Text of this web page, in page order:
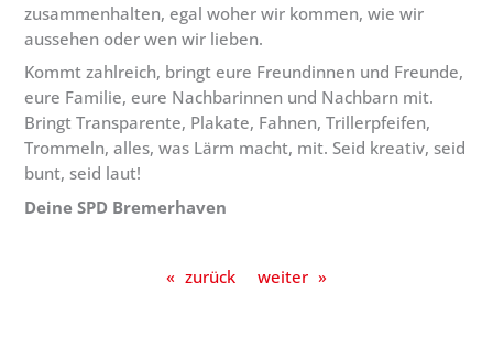
zusammenhalten, egal woher wir kommen, wie wir
aussehen oder wen wir lieben.
Kommt zahlreich, bringt eure Freundinnen und Freunde,
eure Familie, eure Nachbarinnen und Nachbarn mit.
Bringt Transparente, Plakate, Fahnen, Trillerpfeifen,
Trommeln, alles, was Lärm macht, mit. Seid kreativ, seid
bunt, seid laut!
Deine SPD Bremerhaven
« zurück weiter »